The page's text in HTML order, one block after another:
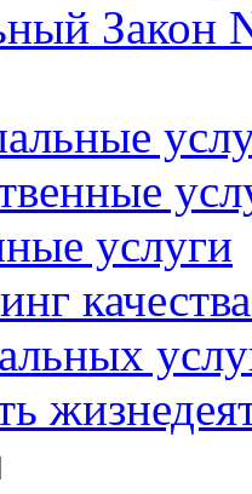
Закон
услуги